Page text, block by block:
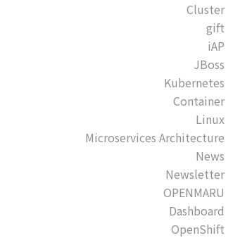
Cluster
gift
iAP
JBoss
Kubernetes
Container
Linux
Microservices Architecture
News
Newsletter
OPENMARU
Dashboard
OpenShift